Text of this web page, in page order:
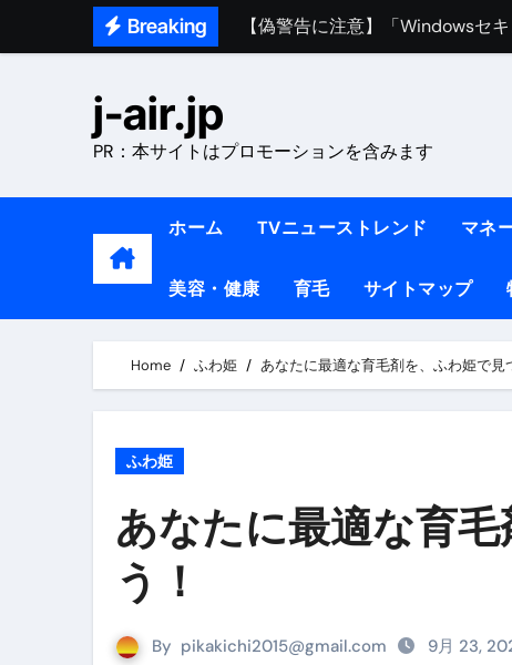
Breaking
熊本イオンモール爆発事故｜責
【医者が教える】本当に痩せる薬
【医者が解説】このふくらはぎ
【美容】ダイエットに対する私
【1日ダイエットルーティン】
リサイクル業者の無料回収・無
Cookie同意管理ツール「
j-air.jp
PR：本サイトはプロモーションを含みます
ホーム TVニューストレンド マネ
美容・健康 育毛 サイトマップ
Home ふわ姫 あなたに最適な育毛剤を、ふわ姫で見
ふわ姫
あなたに最適な育
う！
By pikakichi2015@gmail.com 9月 23,